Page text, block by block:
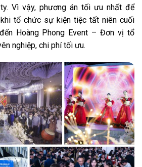
Vì vậy, phương án tối ưu nhất để
tổ chức sự kiện tiệc tất niên cuối
Hoàng Phong Event – Đơn vị tổ
nghiệp, chi phí tối ưu.